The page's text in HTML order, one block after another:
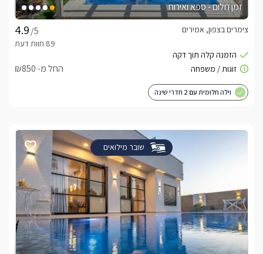
זמן חלום - ספא ואירוח
/5
צימרים בצפון, אמירים
החל מ- ₪850
וילה חלומית עם 2 חדרי שינה
שובר מילואים